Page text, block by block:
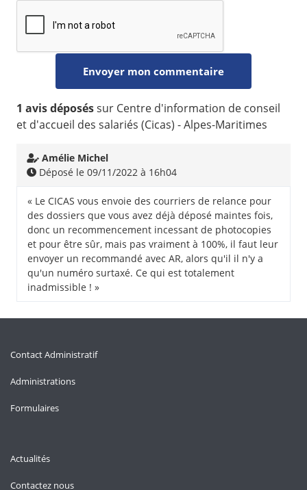
1 avis déposéssur Centre d'information de conseil
et d'accueil des salariés (Cicas) - Alpes-Maritimes
Amélie Michel
Déposé le 09/11/2022 à 16h04
« Le CICAS vous envoie des courriers de relance pour
des dossiers que vous avez déjà déposé maintes fois,
donc un recommencement incessant de photocopies
et pour être sûr, mais pas vraiment à 100%, il faut leur
envoyer un recommandé avec AR, alors qu'il il n'y a
qu'un numéro surtaxé. Ce qui est totalement
inadmissible ! »
Contact Administratif
Administrations
Formulaires
Actualités
Contactez nous